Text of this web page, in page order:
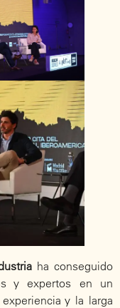
ha conseguido
y expertos en un
y la larga